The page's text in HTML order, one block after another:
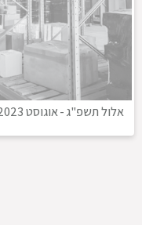
אלול תשפ"ג-אוגוסט 2023